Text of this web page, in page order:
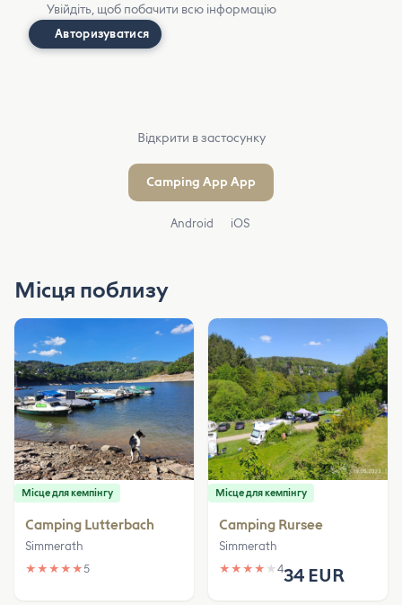
Увійдіть, щоб побачити всю інформацію
Авторизуватися
Відкрити в застосунку
Camping App App
Android iOS
Місця поблизу
Місце для кемпінгу
Camping Lutterbach
Simmerath
★ ★ ★ ★ ★5
Місце для кемпінгу
Camping Rursee
Simmerath
★ ★ ★ ★ ★ 434 EUR